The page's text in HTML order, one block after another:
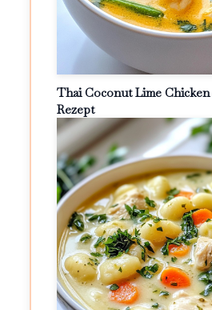
Thai Coconut Lime Chicken
Rezept